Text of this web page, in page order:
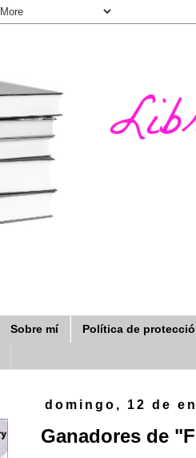
Sobre mí Política de
domingo, 12 de
Ganadores de